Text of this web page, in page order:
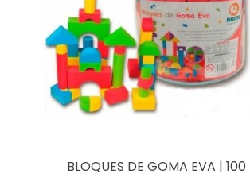
BLOQUES DE GOMA EVA | 100